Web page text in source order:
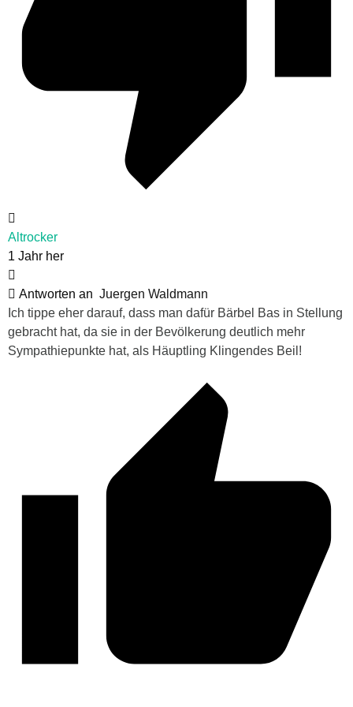
Altrocker
1 Jahr her
Antworten an Juergen Waldmann
Ich tippe eher darauf, dass man dafür Bärbel Bas in Stellung
gebracht hat, da sie in der Bevölkerung deutlich mehr
Sympathiepunkte hat, als Häuptling Klingendes Beil!